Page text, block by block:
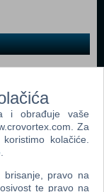
i obrađuje vaše
Za
kolačiće.
pravo na
te pravo na